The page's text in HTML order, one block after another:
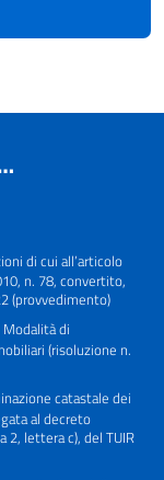
di cui all’articolo
n. 78, convertito,
(provvedimento)
di
(risoluzione n.
catastale dei
al decreto
2, lettera c), del TUIR